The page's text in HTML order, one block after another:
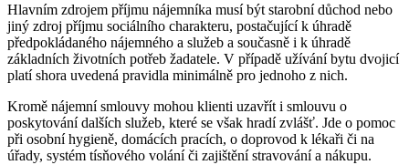
Hlavním zdrojem příjmu nájemníka musí být starobní důchod nebo
jiný zdroj příjmu sociálního charakteru, postačující k úhradě
předpokládaného nájemného a služeb a současně i k úhradě
základních životních potřeb žadatele. V případě užívání bytu dvojicí
platí shora uvedená pravidla minimálně pro jednoho z nich.
Kromě nájemní smlouvy mohou klienti uzavřít i smlouvu o
poskytování dalších služeb, které se však hradí zvlášť. Jde o pomoc
při osobní hygieně, domácích pracích, o doprovod k lékaři či na
úřady, systém tísňového volání či zajištění stravování a nákupu.